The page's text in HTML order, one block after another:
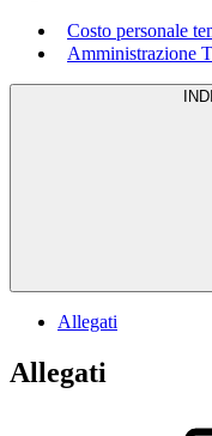
Costo personale
Amministrazione
Allegati
Allegati